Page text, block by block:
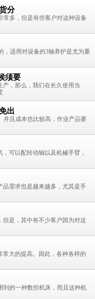
分
常多，但是有些客户对这种设备
，适用对设备的3轴养护是尤为重
须要
产，那么，我们在长久使用当
出
并且成本也比较高，作业产品要
可以配转动轴以及机械手臂，
品需求也是越来越多，尤其是手
但是，其中有不少客户因为对这
大的提高。因此，各种各样的
到的一种数控机床，而且这种机